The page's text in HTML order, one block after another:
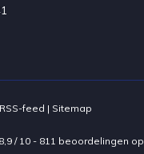
RSS-feed | Sitemap
8,9 / 10 - 811 beoordelingen op